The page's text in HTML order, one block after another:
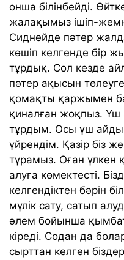
онша білінбейді.
жалақымыз ішіп-
Сиднейде пәтер
көшіп келгенде бір
тұрдық. Сол кезде
пәтер ақысын
қомақты қаржымен
қиналған жоқпыз. Үш
тұрдым. Осы үш айдың
үйрендім. Қазір біз
тұрамыз. Оған үлкен
алуға көмектесті.
келгендіктен бәрін
мүлік сату, сатып
әлем бойынша
кіреді. Содан да
сырттан келген